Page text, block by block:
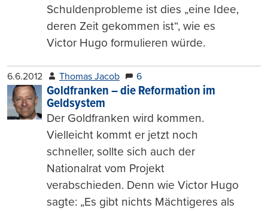
Schuldenprobleme ist dies „eine Idee,
deren Zeit gekommen ist“, wie es
Victor Hugo formulieren würde.
6.6.2012 Thomas Jacob 6
Goldfranken – die Reformation im
Geldsystem
Der Goldfranken wird kommen.
Vielleicht kommt er jetzt noch
schneller, sollte sich auch der
Nationalrat vom Projekt
verabschieden. Denn wie Victor Hugo
sagte: „Es gibt nichts Mächtigeres als